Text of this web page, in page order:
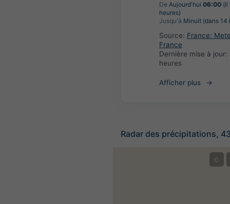
De Aujourd'hui 06:00 (il
heures)
Jusqu'à Minuit (dans 14
Source: France:
France
Dernière mise à jour:
heures
Afficher plus
Radar des précipitations,
©